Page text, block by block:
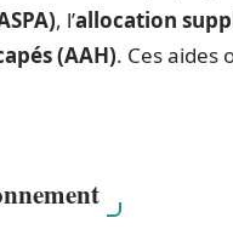
, l’allocation
(AAH). Ces aides